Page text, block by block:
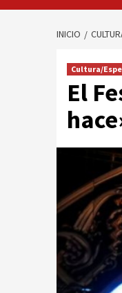
INICIO
Cultura/
El